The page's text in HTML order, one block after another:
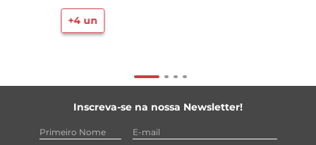
+4un
Inscreva-se na nossa Newsletter!